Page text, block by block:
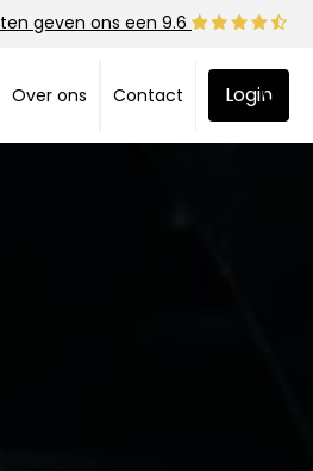
geven ons een 9.6
Over ons Contact Login